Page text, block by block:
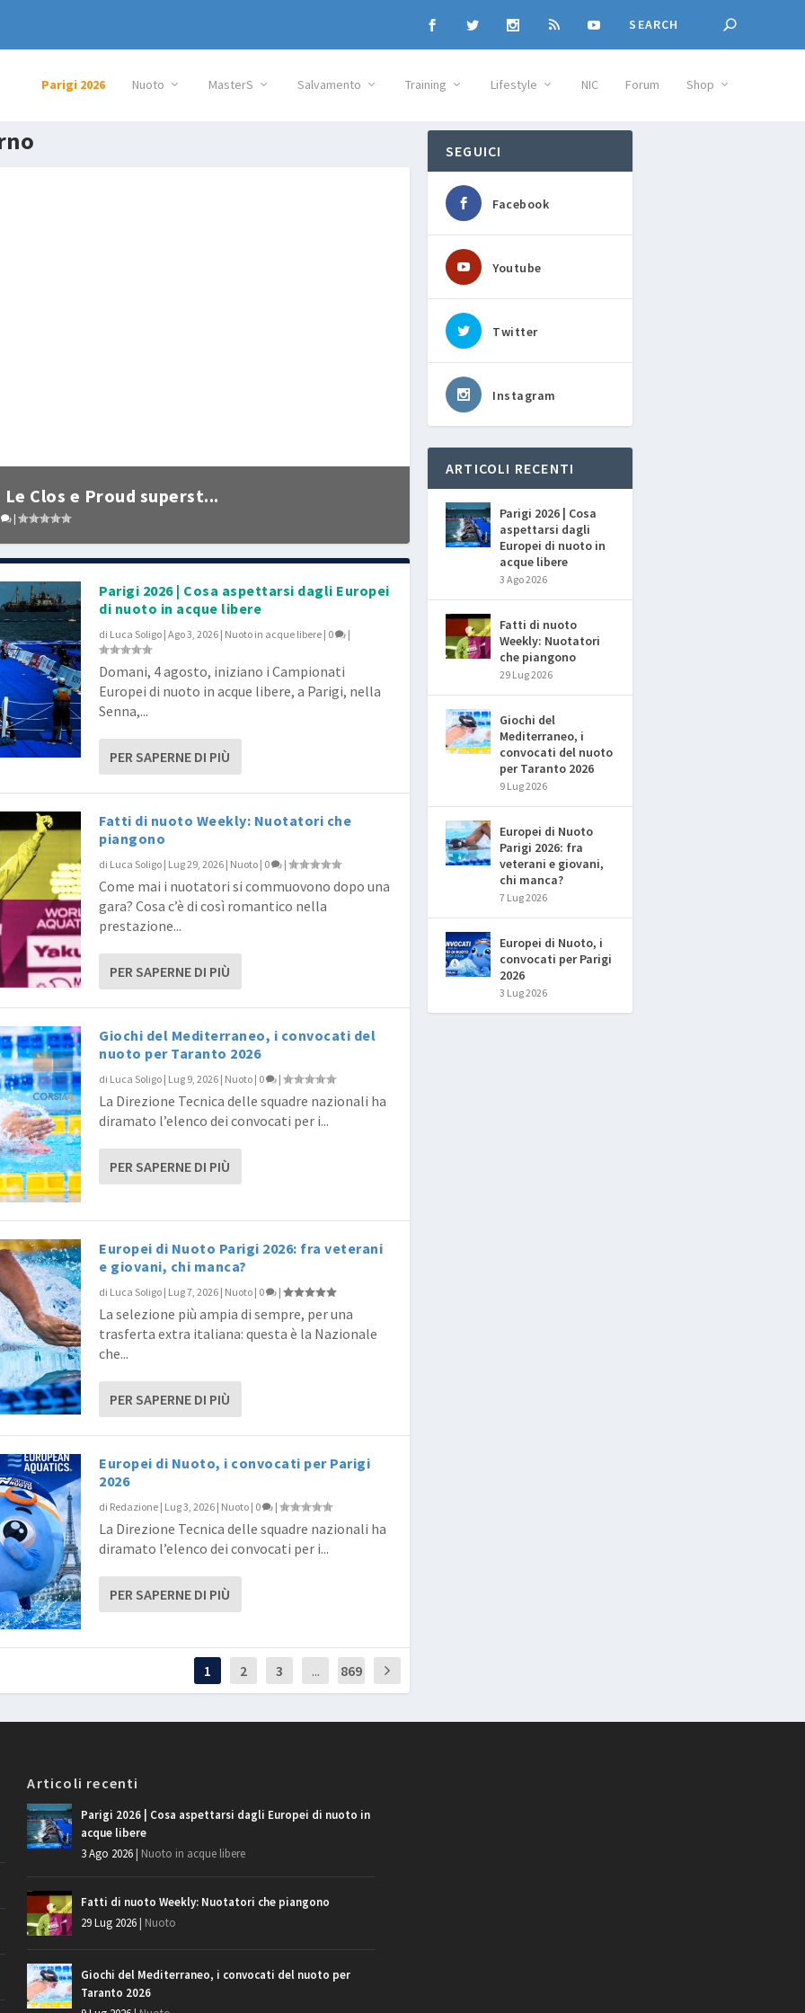
Parigi 2026 Nuoto MasterS Salvamento Training Lifestyle NIC Forum Shop
Clos e Proud superst...
|
Clos, Carraro e Bian...
|
di Milano: Fabio Scozzo...
da record e nuove c...
|
da record, non del...
all’8° Trofeo C...
|
Parigi 2026 | Cosa aspettarsi dagli Europei
di nuoto in acque libere
di Luca Soligo | Ago 3, 2026 | Nuoto in acque libere | 0 |
Domani, 4 agosto, iniziano i Campionati
Europei di nuoto in acque libere, a Parigi, nella
Senna,...
PER SAPERNE DI PIÙ
Fatti di nuoto Weekly: Nuotatori che
piangono
di Luca Soligo | Lug 29, 2026 | Nuoto | 0 |
Come mai i nuotatori si commuovono dopo una
gara? Cosa c’è di così romantico nella
prestazione...
PER SAPERNE DI PIÙ
Giochi del Mediterraneo, i convocati del
nuoto per Taranto 2026
di Luca Soligo | Lug 9, 2026 | Nuoto | 0 |
La Direzione Tecnica delle squadre nazionali ha
diramato l’elenco dei convocati per i...
PER SAPERNE DI PIÙ
Europei di Nuoto Parigi 2026: fra veterani
e giovani, chi manca?
di Luca Soligo | Lug 7, 2026 | Nuoto | 0 |
La selezione più ampia di sempre, per una
trasferta extra italiana: questa è la Nazionale
che...
PER SAPERNE DI PIÙ
Europei di Nuoto, i convocati per Parigi
2026
di Redazione | Lug 3, 2026 | Nuoto | 0 |
La Direzione Tecnica delle squadre nazionali ha
diramato l’elenco dei convocati per i...
PER SAPERNE DI PIÙ
1 2 3 ... 869
SEGUICI
Facebook
Youtube
Twitter
Instagram
ARTICOLI RECENTI
Parigi 2026 | Cosa
aspettarsi dagli
Europei di nuoto in
acque libere
3 Ago 2026
Fatti di nuoto
Weekly: Nuotatori
che piangono
29 Lug 2026
Giochi del
Mediterraneo, i
convocati del nuoto
per Taranto 2026
9 Lug 2026
Europei di Nuoto
Parigi 2026: fra
veterani e giovani,
chi manca?
7 Lug 2026
Europei di Nuoto, i
convocati per Parigi
2026
3 Lug 2026
Articoli recenti
Parigi 2026 | Cosa aspettarsi dagli Europei di nuoto in
acque libere
3 Ago 2026| Nuoto in acque libere
Fatti di nuoto Weekly: Nuotatori che piangono
29 Lug 2026| Nuoto
Giochi del Mediterraneo, i convocati del nuoto per
Taranto 2026